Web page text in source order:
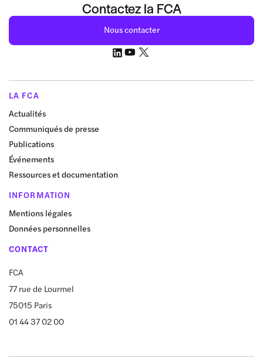
Contactez la FCA
Nous contacter
LA FCA
Actualités
Communiqués de presse
Publications
Événements
Ressources et documentation
INFORMATION
Mentions légales
Données personnelles
CONTACT
FCA
77 rue de Lourmel
75015 Paris
01 44 37 02 00